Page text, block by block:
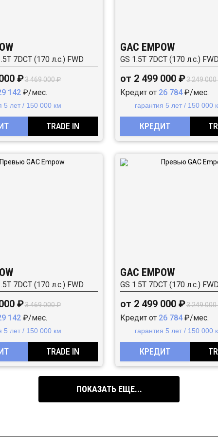
7DCT (170 л.с.) FWD
₽3 469 000 ₽
142₽/мес.
5 лет / 150 000 км
TRADE IN
GAC EMPOW
GS 1.5T 7DCT (170 л.с.)
от 2 499 000 ₽3 249 000
Кредит от 26 784₽/мес.
гарантия 5 лет / 150 000
КРЕДИТ
7DCT (170 л.с.) FWD
₽3 469 000 ₽
142₽/мес.
5 лет / 150 000 км
TRADE IN
GAC EMPOW
GS 1.5T 7DCT (170 л.с.)
от 2 499 000 ₽3 249 000
Кредит от 26 784₽/мес.
гарантия 5 лет / 150 000
КРЕДИТ
ПОКАЗАТЬ ЕЩЕ...